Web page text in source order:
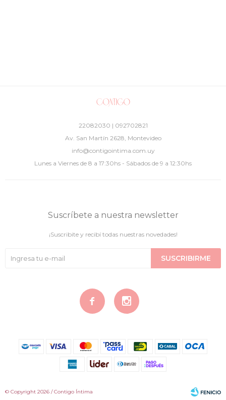
22082030 | 092702821
Av. San Martín 2628, Montevideo
info@contigointima.com.uy
Lunes a Viernes de 8 a 17:30hs - Sábados de 9 a 12:30hs
Suscríbete a nuestra newsletter
¡Suscribite y recibí todas nuestras novedades!
SUSCRIBIRME
 
© Copyright 2026 / Contigo Íntima